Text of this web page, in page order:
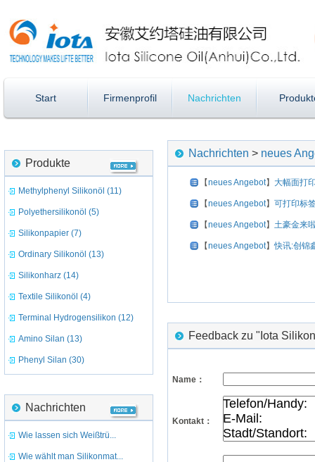
Start Firmenprofil Nachrichten
Produkte
Methylphenyl Silikonöl (11)
Polyethersilikonöl (5)
Silikonpapier (7)
Ordinary Silikonöl (13)
Silikonharz (14)
Textile Silikonöl (4)
Terminal Hydrogensilikon (12)
Amino Silan (13)
Phenyl Silan (30)
Nachrichten
Wie lassen sich Weißtrü...
Wie wählt man Silikonmat...
Nachrichten > neues
【neues Angebot】 大幅面打
【neues Angebot】可打印标
【neues Angebot】土豪金来
【neues Angebot】快讯:创锦
Feedback zu "Iota
Name：
Kontakt：